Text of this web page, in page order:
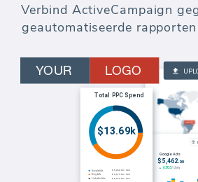
Verbind ActiveCampaign
geautomatiseerde